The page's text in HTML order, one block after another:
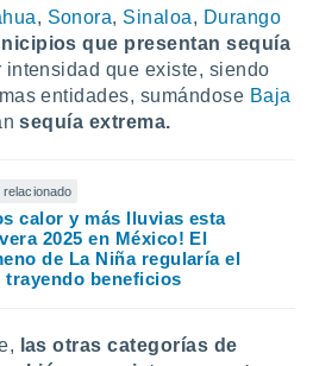
, Sonora, Sinaloa, Durango
que presentan sequía
intensidad que existe, siendo
entidades, sumándose Baja
sequía extrema.
calor y más lluvias esta
2025 en México! El
de La Niña regularía el
trayendo beneficios
las otras categorías de